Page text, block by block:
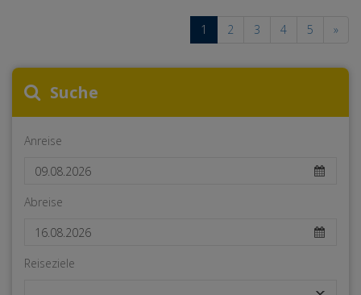
1 2 3 4 5 »
Suche
Anreise
Abreise
Reiseziele